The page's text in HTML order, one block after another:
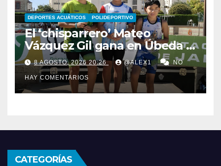
DEPORTES ACUÁTICOS POLIDEPORTIVO
El ‘chisparrero’ Mateo
Vázquez Gil gana en Úbeda y
se proclama subcampeón de
Andalucía de acuatlón
8 AGOSTO, 2026 20:26 @ALEX1 NO
HAY COMENTARIOS
CATEGORÍAS